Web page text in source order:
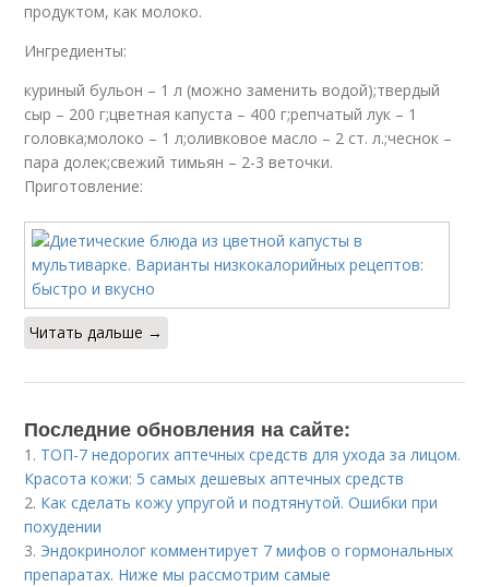
продуктом, как молоко.
Ингредиенты:
куриный бульон – 1 л (можно заменить водой);твердый
сыр – 200 г;цветная капуста – 400 г;репчатый лук – 1
головка;молоко – 1 л;оливковое масло – 2 ст. л.;чеснок –
пара долек;свежий тимьян – 2-3 веточки.
Приготовление:
Читать дальше →
Последние обновления на сайте:
1. ТОП-7 недорогих аптечных средств для ухода за лицом.
Красота кожи: 5 самых дешевых аптечных средств
2. Как сделать кожу упругой и подтянутой. Ошибки при
похудении
3. Эндокринолог комментирует 7 мифов о гормональных
препаратах. Ниже мы рассмотрим самые